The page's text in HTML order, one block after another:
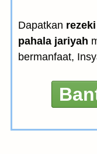
Dapatkan
pahala jariyah
bermanfaat,